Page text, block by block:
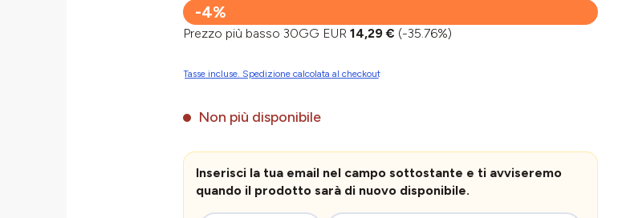
-4%
Prezzo più basso 30GG EUR 14,29 € (-35.76%)
Tasse incluse. Spedizione calcolata al checkout
Non più disponibile
Inserisci la tua email nel campo sottostante e ti avviseremo
quando il prodotto sarà di nuovo disponibile.